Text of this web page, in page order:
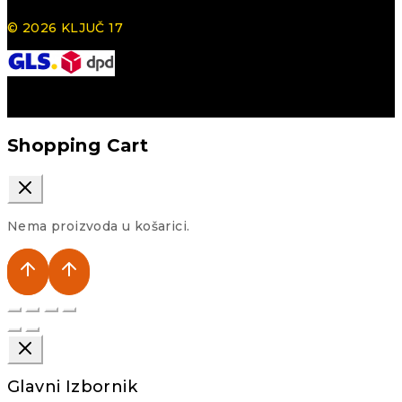
© 2026 KLJUČ 17
Shopping Cart
Nema proizvoda u košarici.
Glavni Izbornik